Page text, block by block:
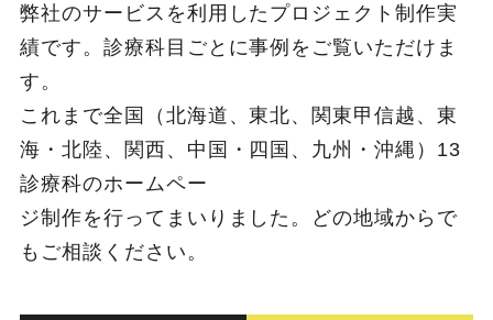
弊社のサービスを利用したプロジェクト制作実
績です。診療科目ごとに事例をご覧いただけま
す。
これまで全国（北海道、東北、関東甲信越、東
海・北陸、関西、中国・四国、九州・沖縄）13
診療科のホームペー
ジ制作を行ってまいりました。どの地域からで
もご相談ください。